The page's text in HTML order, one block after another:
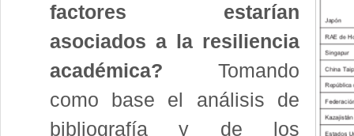
factores estarían
asociados a la resiliencia
académica? Tomando
como base el análisis de
bibliografía y de los